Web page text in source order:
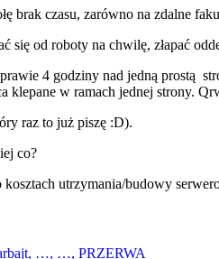
brak czasu, zarówno na zdalne
od roboty na chwilę, złapać
4 godziny nad jedną prostą
w ramach jednej strony.
raz to już piszę :D).
co?
kosztach utrzymania/budowy
arbajt, …, …, PRZERWA